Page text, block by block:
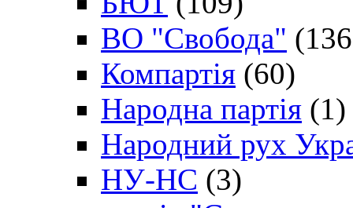
ВО "Свобода"
Компартія (60)
Народна партія (1)
Народний рух
НУ-НС (3)